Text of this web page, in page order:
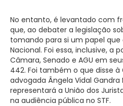
No entanto, é levantado com
que, ao debater a legislação
tomando para si um papel que
Nacional. Foi essa, inclusive, a
Câmara, Senado e AGU em
442. Foi também o que disse à
advogada Ângela Vidal Gandra
representará a União dos
na audiência pública no STF.